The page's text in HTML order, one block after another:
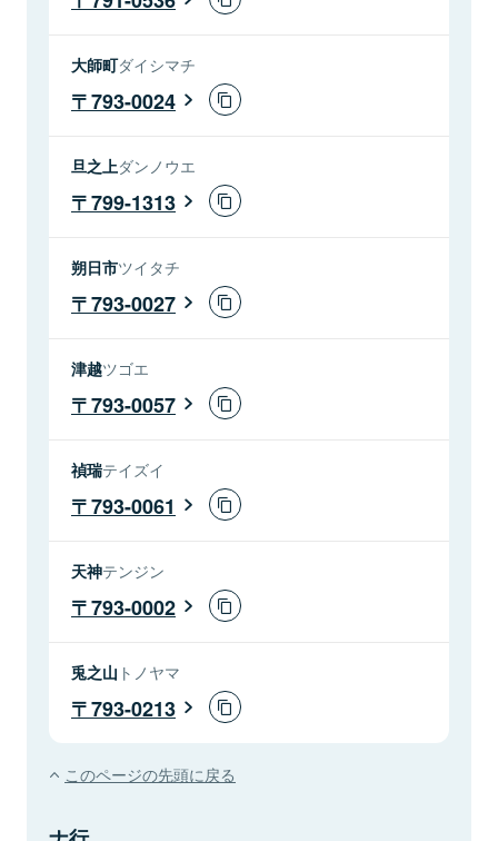
大師町ダイシマチ
793-0024
旦之上ダンノウエ
799-1313
朔日市ツイタチ
793-0027
津越ツゴエ
793-0057
禎瑞テイズイ
793-0061
天神テンジン
793-0002
兎之山 トノヤマ
793-0213
このページの先頭に戻る